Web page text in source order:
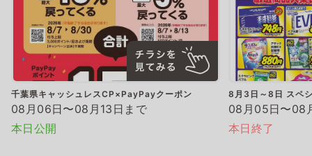
千葉県キャッシュレスCP×PayPayクーポン
08月06日〜08月13日まで
本日公開
8月3日～8日 スペ
08月05日〜08
本日終了